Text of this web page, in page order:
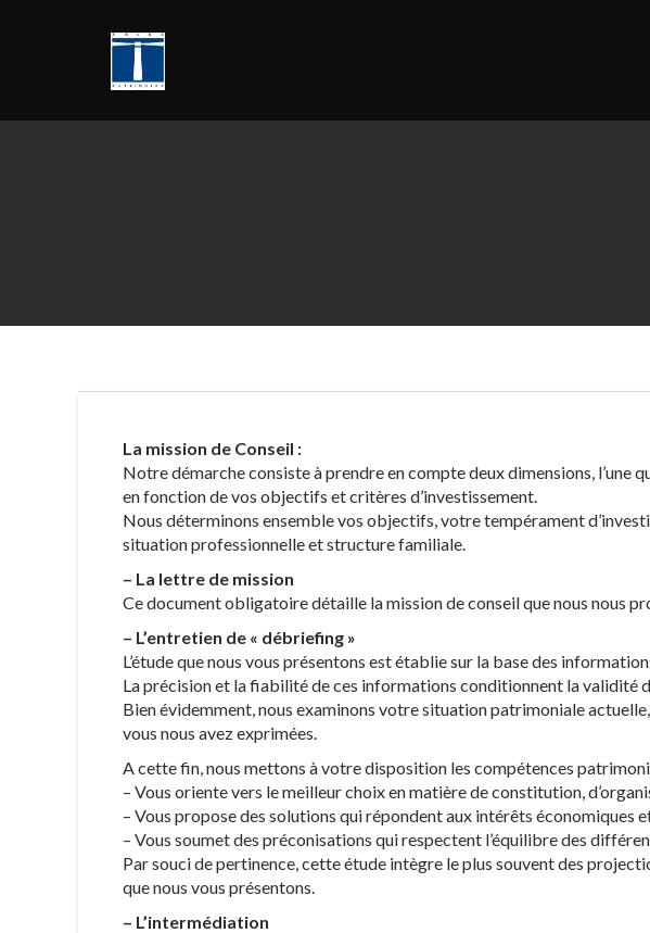
La mission de Conseil :
Notre démarche consiste à prendre en compte deux dimensions,
en fonction de vos objectifs et critères d’investissement.
Nous déterminons ensemble vos objectifs, votre tempérament
situation professionnelle et structure familiale.
– La lettre de mission
Ce document obligatoire détaille la mission de conseil que nous nous
– L’entretien de « débriefing »
L’étude que nous vous présentons est établie sur la base des
La précision et la fiabilité de ces informations conditionnent la validité
Bien évidemment, nous examinons votre situation patrimoniale
vous nous avez exprimées.
A cette fin, nous mettons à votre disposition les compétences
– Vous oriente vers le meilleur choix en matière de constitution,
– Vous propose des solutions qui répondent aux intérêts économiques
– Vous soumet des préconisations qui respectent l’équilibre des
Par souci de pertinence, cette étude intègre le plus souvent des
que nous vous présentons.
– L’intermédiation